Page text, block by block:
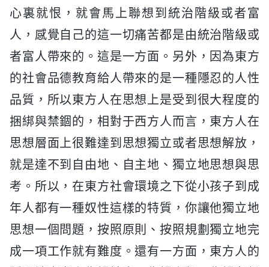
心裏就恨，就會馬上聯想到統治階級或者富
人，感覺自己的這一切痛苦都是由統治階級或
者富人帶來的。這是一方面。另外，因為東方
的社會品德教育給人帶來的是一種隱忍的人性
品質，所以東方人在思想上是受到很大程度的
捆綁與禁錮的，相對于西方人而言，東方人在
思想層面上很難達到思想獨立或者思想解放，
就是達不到自由地、自主地、獨立地思想與思
考。所以，在東方社會環境之下從小孩子到成
年人都有一種奴性這樣的特質，你讓他獨立地
思想一個問題，按照原則、按照規劃獨立地完
成一項工作就有難度。還有一方面，東方人的